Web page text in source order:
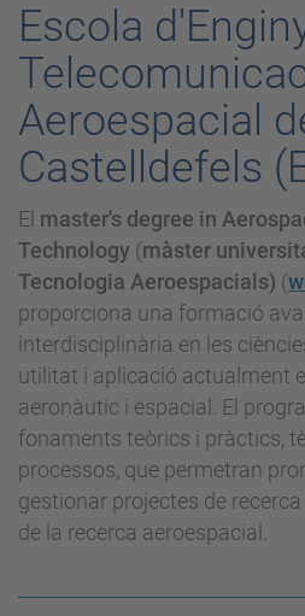
Escola
Aeroespacial
Castelldefels
El master's degree in
Technology (màster
Tecnologia Aeroespacials) (
proporciona una formació
interdisciplinària en les
utilitat i aplicació actualment
aeronàutic i espacial. El
fonaments teòrics i pràctics,
processos, que permetran
gestionar projectes de
de la recerca aeroespacial.